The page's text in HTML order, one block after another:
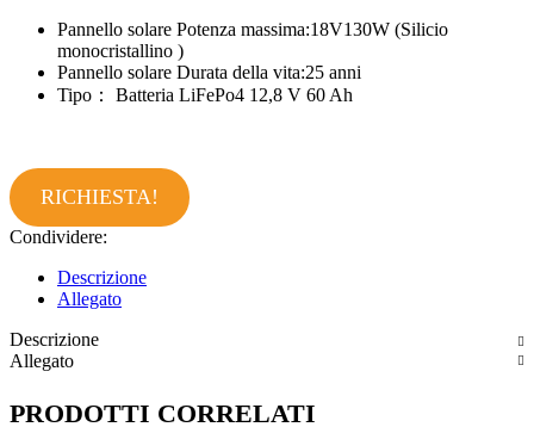
Pannello solare Potenza massima:18V130W (Silicio
monocristallino )
Pannello solare Durata della vita:25 anni
Tipo： Batteria LiFePo4 12,8 V 60 Ah
RICHIESTA!
Condividere:
Descrizione
Allegato
Descrizione
Allegato
PRODOTTI CORRELATI